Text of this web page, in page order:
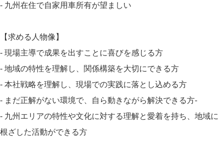
- 九州在住で自家用車所有が望ましい
【求める人物像】
- 現場主導で成果を出すことに喜びを感じる方
- 地域の特性を理解し、関係構築を大切にできる方
- 本社戦略を理解し、現場での実践に落とし込める方
- まだ正解がない環境で、自ら動きながら解決できる方-
- 九州エリアの特性や文化に対する理解と愛着を持ち、地域に
根ざした活動ができる方